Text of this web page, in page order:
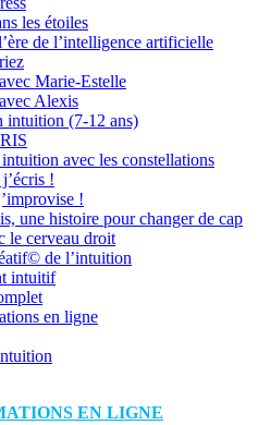
les étoiles
de l’intelligence artificielle
Marie-Estelle
Alexis
intuition (7-12 ans)
avec les constellations
!
!
une histoire pour changer de cap
le cerveau droit
de l’intuition
intuitif
en ligne
EN LIGNE